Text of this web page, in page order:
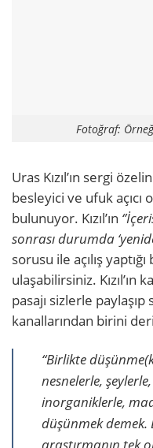
Fotoğraf:
Uras Kızıl’ın sergi
besleyici ve ufuk açıcı
bulunuyor. Kızıl’ın
sonrası durumda
sorusu ile açılış
ulaşabilirsiniz. Kızıl’ın
pasajı sizlerle
kanallarından birini
“Birlikte
nesnelerle,
inorganiklerle,
düşünmek demek.